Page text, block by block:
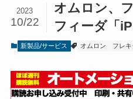
オムロン、
フィーダ「
2023
10/22
新製品/サービス オムロン フレ